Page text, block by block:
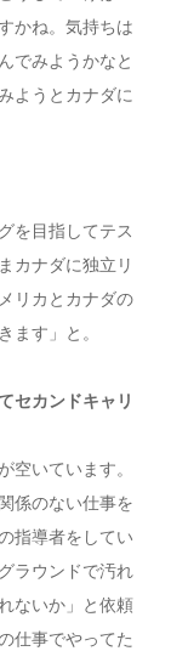
かね。気持ちは
でみようかなと
ようとカナダに
を目指してテス
カナダに独立リ
リカとカナダの
ます」と。
セカンドキャリ
空いています。
係のない仕事を
指導者をしてい
ラウンドで汚れ
ないか」と依頼
仕事でやってた